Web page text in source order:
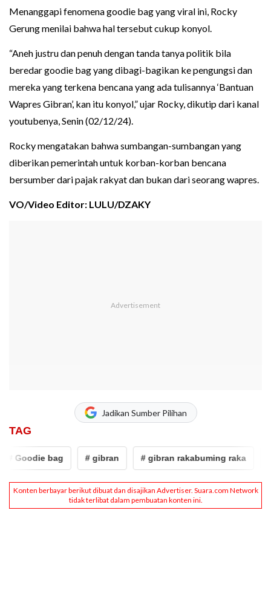
Menanggapi fenomena goodie bag yang viral ini, Rocky
Gerung menilai bahwa hal tersebut cukup konyol.
“Aneh justru dan penuh dengan tanda tanya politik bila
beredar goodie bag yang dibagi-bagikan ke pengungsi dan
mereka yang terkena bencana yang ada tulisannya ‘Bantuan
Wapres Gibran’, kan itu konyol,” ujar Rocky, dikutip dari kanal
youtubenya, Senin (02/12/24).
Rocky mengatakan bahwa sumbangan-sumbangan yang
diberikan pemerintah untuk korban-korban bencana
bersumber dari pajak rakyat dan bukan dari seorang wapres.
VO/Video Editor: LULU/DZAKY
Jadikan Sumber Pilihan
TAG
# Goodie bag # gibran # gibran rakabuming raka